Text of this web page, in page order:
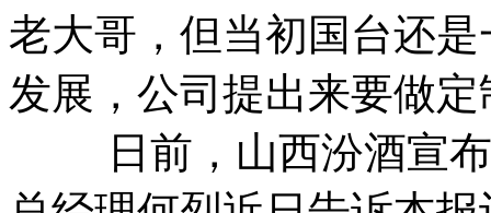
老大哥，但当初国台还
发展，公司提出来要做定
日前，山西汾酒宣布